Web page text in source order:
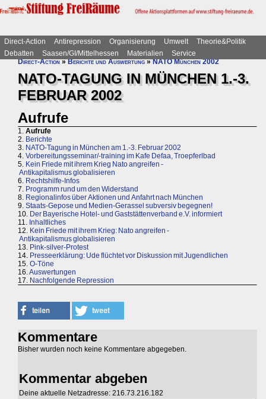
Direct-Action Antirepression Organisierung Umwelt
Theorie&Politik
Debatten
Saasen/GI/Mittelhessen Materialien
Service
Direct-Action»Berichte und Auswertung»NATO München 2002
NATO-TAGUNG IN MÜNCHEN 1.-3.
FEBRUAR 2002
Aufrufe
1. Aufrufe
2. Berichte
3. NATO-Tagung in München am 1.-3. Februar 2002
4. Vorbereitungsseminar/-training im Kafe Defaa, Troepferlbad
5. Kein Friede mit ihrem Krieg Nato angreifen -
Antikapitalismus globalisieren
6. Rechtshilfe-Infos
7. Programm rund um den Widerstand
8. Regionalinfos über Aktionen und Anfahrt nach München
9. Staats-Gepose und Medien-Gerassel subversiv begegnen!
10. Der Bayerische Hotel- und Gaststättenverband e.V. informiert
11. Inhaltliches
12. Kein Friede mit ihrem Krieg: Nato angreifen -
Antikapitalismus globalisieren
13. Pink-silver-Protest
14. Presseerklärung: Ude flüchtet vor Diskussion mit Jugendlichen
15. O-Töne
16.Auswertungen
17. Nachfolgende Repression
Kommentare
Bisher wurden noch keine Kommentare abgegeben.
Kommentar abgeben
Deine aktuelle Netzadresse: 216.73.216.182